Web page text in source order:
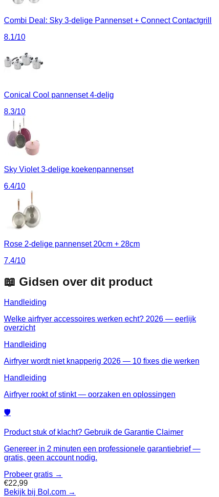
Combi Deal: Sky 3-delige Pannenset + Connect Contactgrill
8.1/10
Conical Cool pannenset 4-delig
8.3/10
Sky Violet 3-delige koekenpannenset
6.4/10
Rose 2-delige pannenset 20cm + 28cm
7.4/10
📖 Gidsen over dit product
Handleiding
Welke airfryer accessoires werken echt? 2026 — eerlijk
overzicht
Handleiding
Airfryer wordt niet knapperig 2026 — 10 fixes die werken
Handleiding
Airfryer rookt of stinkt — oorzaken en oplossingen
🛡️
Product stuk of klacht? Gebruik de Garantie Claimer
Genereer in 2 minuten een professionele garantiebrief —
gratis, geen account nodig.
Probeer gratis →
€22,99
Bekijk bij Bol.com →